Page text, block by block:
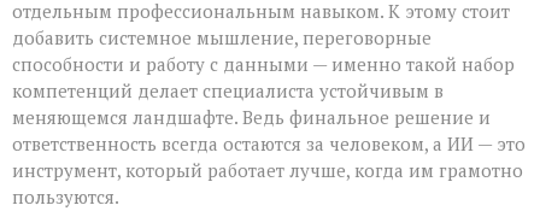
отдельным профессиональным навыком. К этому стоит
добавить системное мышление, переговорные
способности и работу с данными — именно такой набор
компетенций делает специалиста устойчивым в
меняющемся ландшафте. Ведь финальное решение и
ответственность всегда остаются за человеком, а ИИ — это
инструмент, который работает лучше, когда им грамотно
пользуются.